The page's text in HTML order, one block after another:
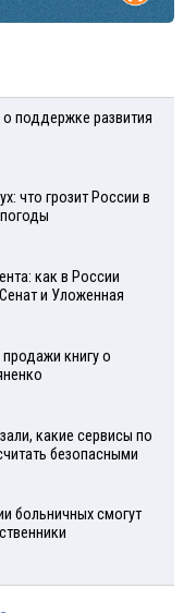
о поддержке развития
что грозит России в
как в России
и Уложенная
книгу о
какие сервисы по
безопасными
больничных смогут